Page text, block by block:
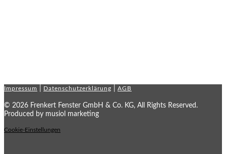
Impressum Datenschutzerklärung AGB
© 2026 ​Frenkert Fenster GmbH & Co. KG, All Rights Reserved.
Produced by musiol marketing
Cookie-Einstellungen